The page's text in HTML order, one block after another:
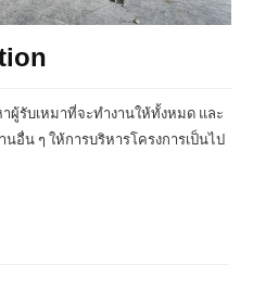
ผู้รับเหมาที่จะทำงานให้ทั้งหมด และ
อื่น ๆ ให้การบริหารโครงการเป็นไป